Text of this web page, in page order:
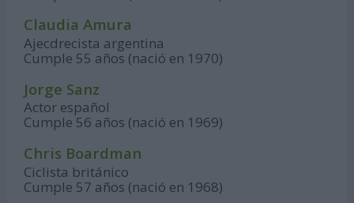
Claudia Amura
Ajecdrecista argentina
Cumple 55 años (nació en 1970)
Jorge Sanz
Actor español
Cumple 56 años (nació en 1969)
Chris Boardman
Ciclista británico
Cumple 57 años (nació en 1968)